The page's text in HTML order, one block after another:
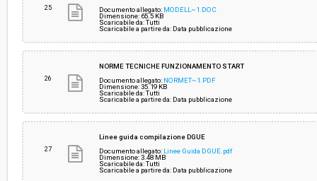
25
Documento allegato: MODELL~1.DOC
Dimensione: 65.5 KB
Scaricabile da: Tutti
Scaricabile a partire da: Data pubblicazione
26
NORME TECNICHE FUNZIONAMENTO START
Documento allegato: NORMET~1.PDF
Dimensione: 35.19 KB
Scaricabile da: Tutti
Scaricabile a partire da: Data pubblicazione
27
Linee guida compilazione DGUE
Documento allegato: Linee Guida DGUE.pdf
Dimensione: 3.48 MB
Scaricabile da: Tutti
Scaricabile a partire da: Data pubblicazione